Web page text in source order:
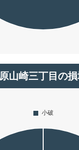
山崎三丁目の